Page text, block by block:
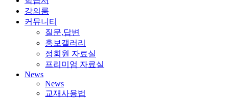
강의룸
커뮤니티
질문,답변
홍보갤러리
정회원 자료실
프리미엄 자료실
News
News
교재사용법